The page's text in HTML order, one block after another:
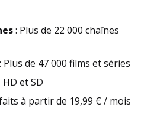
: Plus de 22 000 chaînes
: Plus de 47 000 films et séries
HD et SD
à partir de 19,99 € / mois